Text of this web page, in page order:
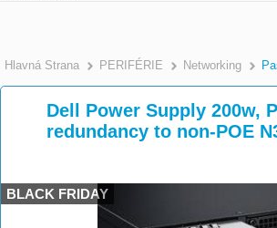
Hlavná Strana >
PERIFÉRIE Networking
Dell Power Supply 200w,
redundancy to non-POE
BLACK FRIDAY